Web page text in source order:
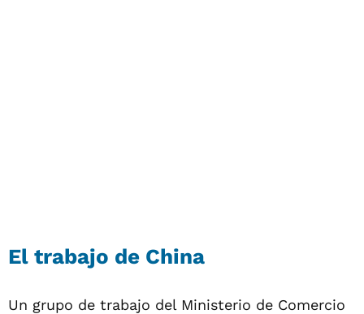
El trabajo de China
Un grupo de trabajo del Ministerio de Comercio